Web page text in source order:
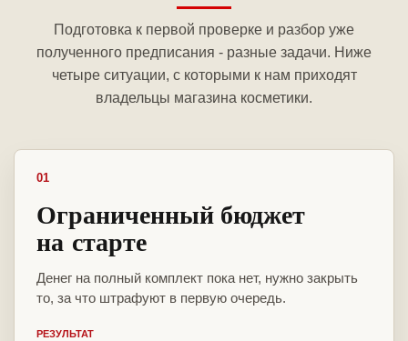
Подготовка к первой проверке и разбор уже
полученного предписания - разные задачи. Ниже
четыре ситуации, с которыми к нам приходят
владельцы магазина косметики.
01
Ограниченный бюджет
на старте
Денег на полный комплект пока нет, нужно закрыть
то, за что штрафуют в первую очередь.
РЕЗУЛЬТАТ